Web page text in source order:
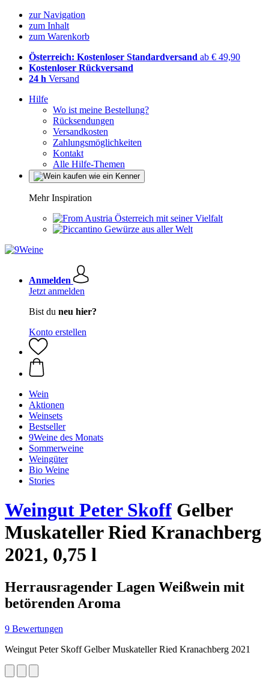
zur Navigation
zum Inhalt
zum Warenkorb
Österreich: Kostenloser Standardversand ab € 49,90
Kostenloser Rückversand
24 h Versand
Hilfe
Wo ist meine Bestellung?
Rücksendungen
Versandkosten
Zahlungsmöglichkeiten
Kontakt
Alle Hilfe-Themen
Mehr Inspiration
Österreich mit seiner Vielfalt
Gewürze aus aller Welt
Anmelden
Jetzt anmelden
Bist du neu hier?
Konto erstellen
Wein
Aktionen
Weinsets
Bestseller
9Weine des Monats
Sommerweine
Weingüter
Bio Weine
Stories
Weingut Peter Skoff Gelber
Muskateller Ried Kranachberg
2021, 0,75 l
Herrausragender Lagen Weißwein mit
betörenden Aroma
9 Bewertungen
Weingut Peter Skoff Gelber Muskateller Ried Kranachberg 2021